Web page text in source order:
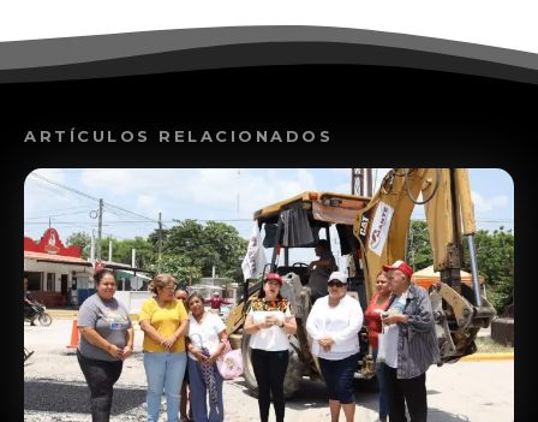
ARTÍCULOS RELACIONADOS